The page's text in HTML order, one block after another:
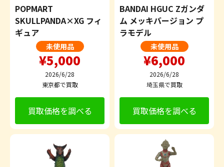
POPMART
SKULLPANDA×XG フィ
ギュア
未使用品
¥5,000
2026/6/28
東京都で買取
買取価格を調べる
BANDAI HGUC Zガンダ
ム メッキバージョン プ
ラモデル
未使用品
¥6,000
2026/6/28
埼玉県で買取
買取価格を調べる